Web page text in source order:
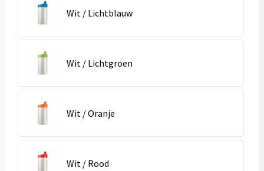
Wit / Lichtblauw
Wit / Lichtgroen
Wit / Oranje
Wit / Rood